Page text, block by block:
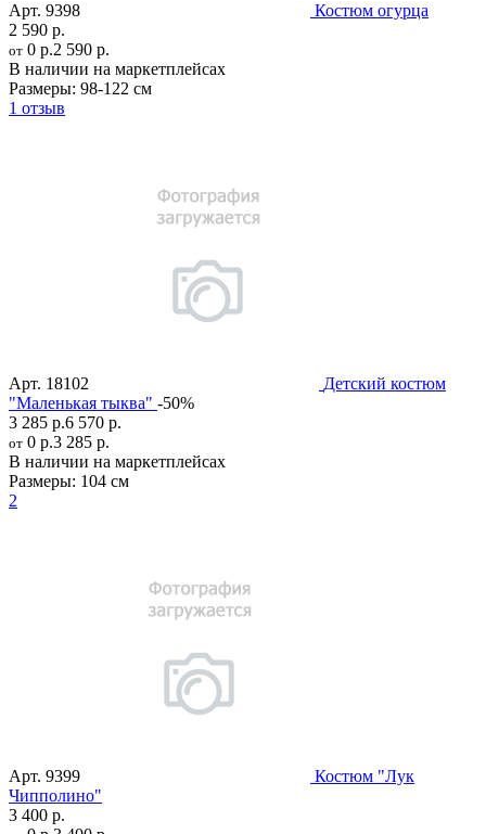
Арт. 9398
Костюм огурца
2 590 р.
от 0 р.2 590 р.
В наличии на маркетплейсах
Размеры: 98-122 см
1 отзыв
Арт. 18102
Детский костюм
"Маленькая тыква" -50%
3 285 р.6 570 р.
от 0 р.3 285 р.
В наличии на маркетплейсах
Размеры: 104 см
2
Арт. 9399
Костюм "Лук
Чипполино"
3 400 р.